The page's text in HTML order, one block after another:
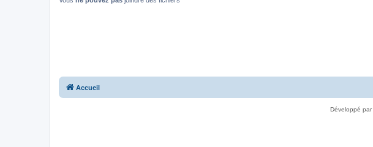
Accueil
Développé par